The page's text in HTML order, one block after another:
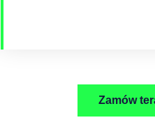
Zamów